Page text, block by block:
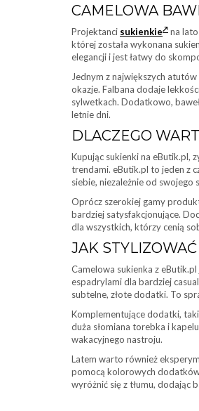
CAMELOWA
Projektanci sukienkie
na
której została wykonana
elegancji i jest łatwy do
Jednym z największych
okazje. Falbana dodaje
sylwetkach. Dodatkowo,
letnie dni.
DLACZEGO
Kupując sukienki na eButik.pl,
trendami. eButik.pl to jeden z
siebie, niezależnie od swojego
Oprócz szerokiej gamy
bardziej satysfakcjonujące.
dla wszystkich, którzy cenią
JAK
Camelowa sukienka z
espadrylami dla bardziej
subtelne, złote dodatki. To
Komplementujące dodatki,
duża słomiana torebka i
wakacyjnego nastroju.
Latem warto również
pomocą kolorowych
wyróżnić się z tłumu, dodając